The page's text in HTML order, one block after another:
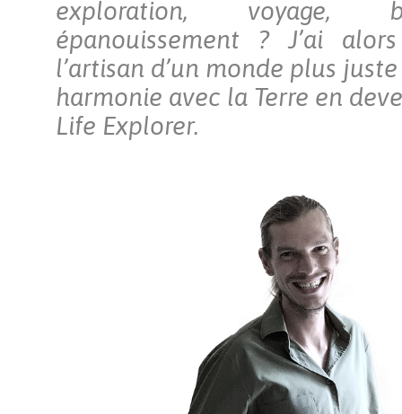
exploration, voyage,
épanouissement ? J’ai
l’artisan d’un monde plus
harmonie avec la Terre en
Life Explorer.